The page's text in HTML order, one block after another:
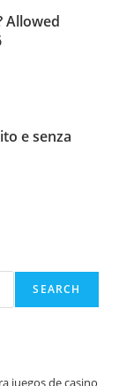
Allowed
e senza
SEARCH
juegos de casino